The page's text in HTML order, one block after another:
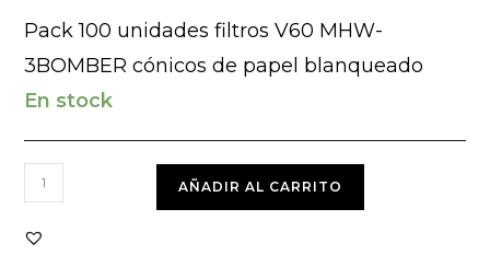
Pack 100 unidades filtros V60 MHW-
3BOMBER cónicos de papel blanqueado
En stock
AÑADIR AL CARRITO